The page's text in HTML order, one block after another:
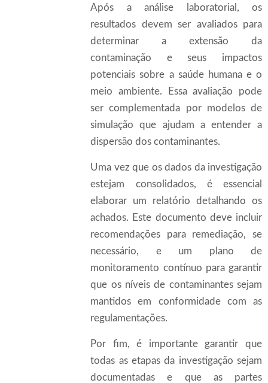
Após a análise laboratorial, os
resultados devem ser avaliados para
determinar a extensão da
contaminação e seus impactos
potenciais sobre a saúde humana e o
meio ambiente. Essa avaliação pode
ser complementada por modelos de
simulação que ajudam a entender a
dispersão dos contaminantes.
Uma vez que os dados da investigação
estejam consolidados, é essencial
elaborar um relatório detalhando os
achados. Este documento deve incluir
recomendações para remediação, se
necessário, e um plano de
monitoramento contínuo para garantir
que os níveis de contaminantes sejam
mantidos em conformidade com as
regulamentações.
Por fim, é importante garantir que
todas as etapas da investigação sejam
documentadas e que as partes